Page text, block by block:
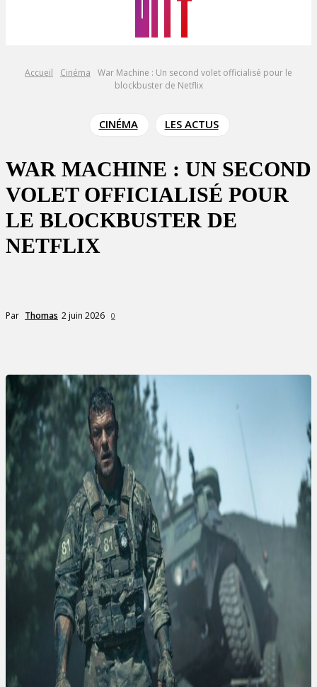
Accueil Cinéma
War Machine : Un second volet officialisé pour le
blockbuster de Netflix
CINÉMA LES ACTUS
WAR MACHINE : UN SECOND
VOLET OFFICIALISÉ POUR
LE BLOCKBUSTER DE
NETFLIX
Par Thomas 2 juin 2026 0